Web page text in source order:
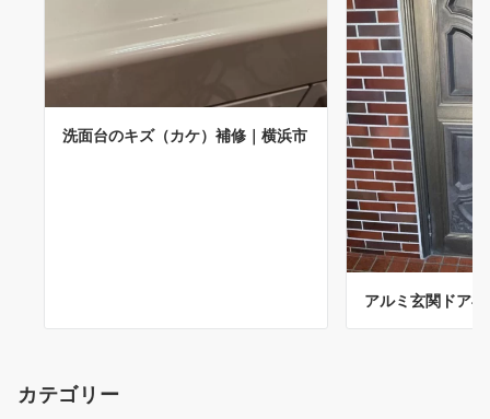
洗面台のキズ（カケ）補修｜横浜市
アルミ玄関ドア
カテゴリー